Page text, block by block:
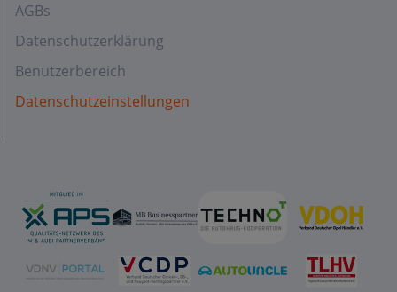
AGBs
Datenschutzerklärung
Benutzerbereich
Datenschutzeinstellungen